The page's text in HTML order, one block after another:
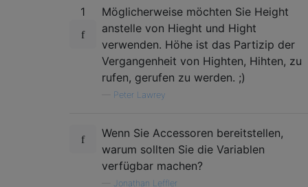
1
Möglicherweise möchten Sie Height
anstelle von Hieght und Hight
verwenden. Höhe ist das Partizip der
Vergangenheit von Highten, Hihten, zu
rufen, gerufen zu werden. ;)
Peter Lawrey
Wenn Sie Accessoren bereitstellen,
warum sollten Sie die Variablen
verfügbar machen?
Jonathan Leffler